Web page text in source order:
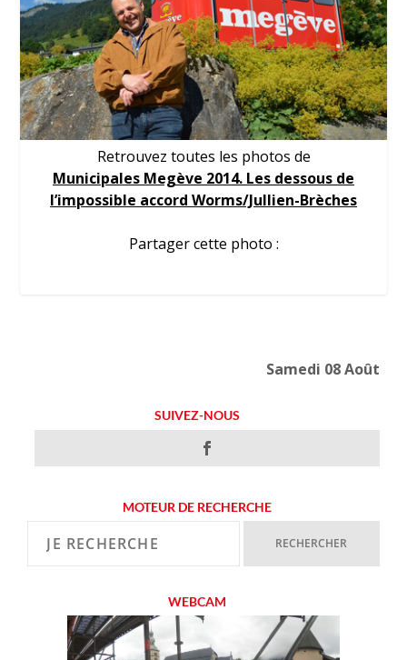
Retrouvez toutes les photos de
Municipales Megève 2014. Les dessous de
l’impossible accord Worms/Jullien-Brèches
Partager cette photo :
Samedi 08 Août
SUIVEZ-NOUS
MOTEUR DE RECHERCHE
WEBCAM